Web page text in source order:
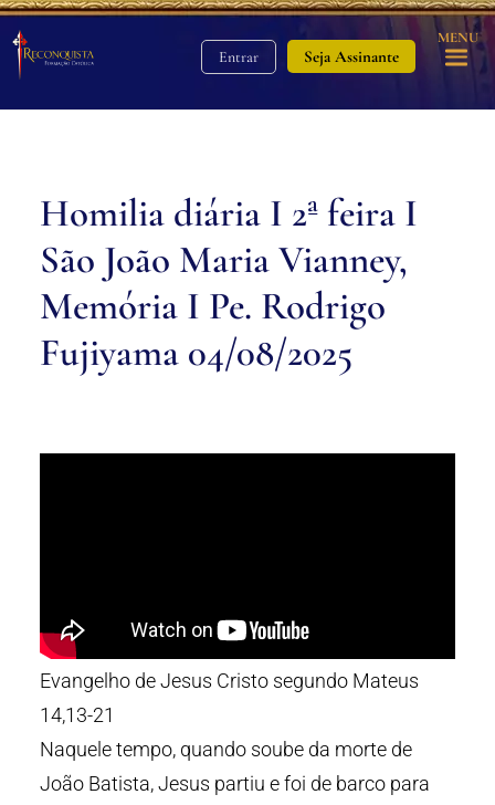
Entrar Seja Assinante
MENU
Homilia diária I 2ª feira I
São João Maria Vianney,
Memória I Pe. Rodrigo
Fujiyama 04/08/2025
Evangelho de Jesus Cristo segundo Mateus
14,13-21
Naquele tempo, quando soube da morte de
João Batista, Jesus partiu e foi de barco para